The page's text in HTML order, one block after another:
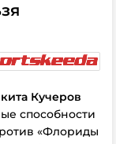
Кучеров
способности
«Флориды